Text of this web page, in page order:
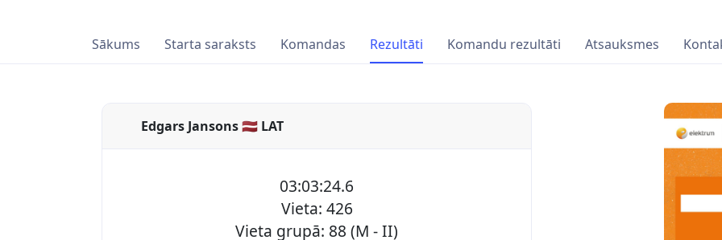
Sākums Starta saraksts Komandas Rezultāti Komandu rezultāti Atsauksmes
Edgars Jansons 🇱🇻 LAT
03:03:24.6
Vieta: 426
Vieta grupā: 88 (M - II)